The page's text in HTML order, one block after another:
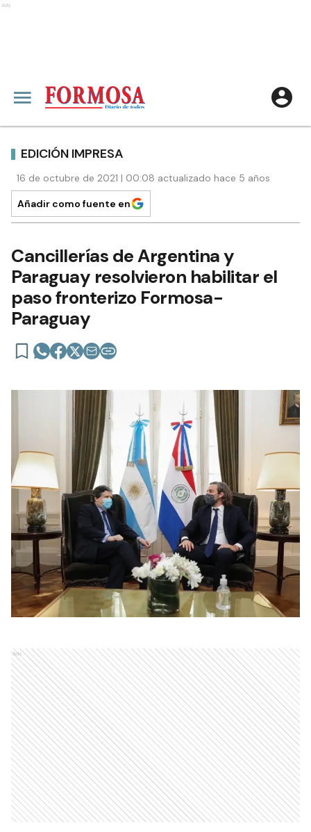
Ads
EDICIÓN IMPRESA
16 de octubre de 2021 | 00:08 actualizado hace 5 años
Añadir como fuente en
Cancillerías de Argentina y
Paraguay resolvieron habilitar el
paso fronterizo Formosa-
Paraguay
Ads